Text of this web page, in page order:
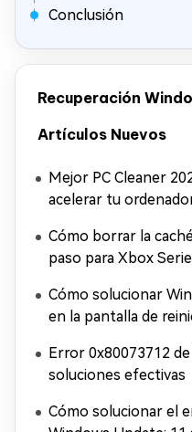
Conclusión
Recuperación
Artículos Nuevos
Mejor PC Cleaner
acelerar tu
Cómo borrar la
paso para Xbox
Cómo solucionar
en la pantalla de
Error 0x80073712
soluciones efectivas
Cómo solucionar el